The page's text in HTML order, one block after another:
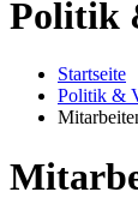
Politik
Startseite
Politik &